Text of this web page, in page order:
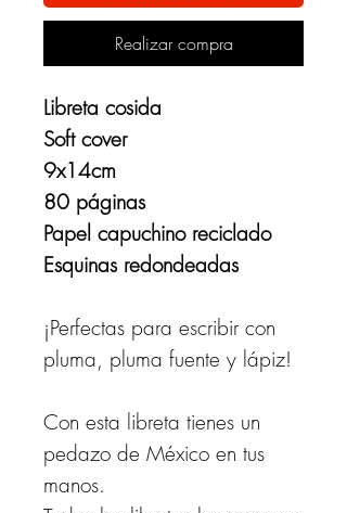
Realizar compra
Libreta cosida
Soft cover
9x14cm
80 páginas
Papel capuchino reciclado
Esquinas redondeadas
¡Perfectas para escribir con
pluma, pluma fuente y lápiz!
Con esta libreta tienes un
pedazo de México en tus
manos.